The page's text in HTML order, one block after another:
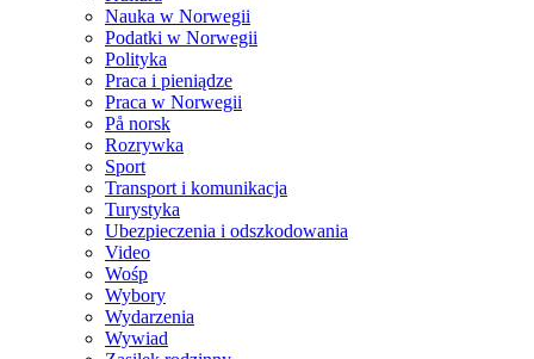
Nauka w Norwegii
Podatki w Norwegii
Polityka
Praca i pieniądze
Praca w Norwegii
På norsk
Rozrywka
Sport
Transport i komunikacja
Turystyka
Ubezpieczenia i odszkodowania
Video
Wośp
Wybory
Wydarzenia
Wywiad